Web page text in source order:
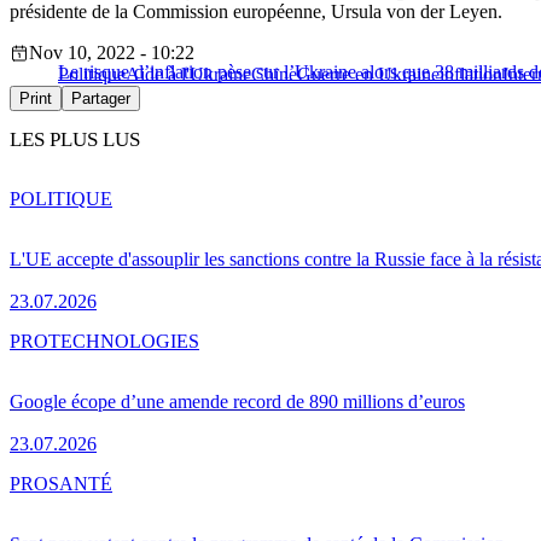
présidente de la Commission européenne, Ursula von der Leyen.
Le risque d’inflation pèse sur l’Ukraine alors que 38 milliards
Nov 10, 2022 - 10:22
PolitiqueAide à l'UkraineChineGuerre en Ukraineinflation
Print Partager
LES PLUS LUS
L'UE accepte d'assouplir les sanctions contre la Russie face à la
23.07.2026
POLITIQUE
Google écope d’une amende record de 890 millions d’euros
23.07.2026
PROTECHNOLOGIES
PROSANTÉ